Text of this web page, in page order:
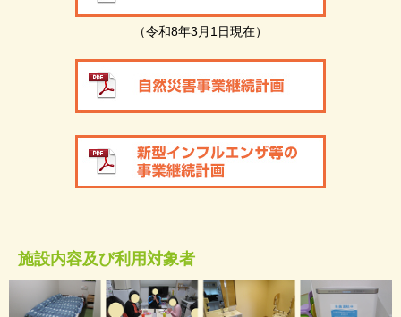
（令和8年3月1日現在）
施設内容及び利用対象者